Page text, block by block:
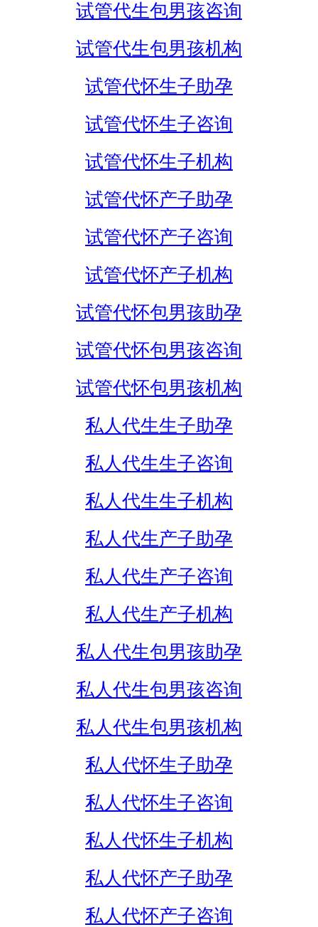
试管代生包男孩咨询
试管代生包男孩机构
试管代怀生子助孕
试管代怀生子咨询
试管代怀生子机构
试管代怀产子助孕
试管代怀产子咨询
试管代怀产子机构
试管代怀包男孩助孕
试管代怀包男孩咨询
试管代怀包男孩机构
私人代生生子助孕
私人代生生子咨询
私人代生生子机构
私人代生产子助孕
私人代生产子咨询
私人代生产子机构
私人代生包男孩助孕
私人代生包男孩咨询
私人代生包男孩机构
私人代怀生子助孕
私人代怀生子咨询
私人代怀生子机构
私人代怀产子助孕
私人代怀产子咨询